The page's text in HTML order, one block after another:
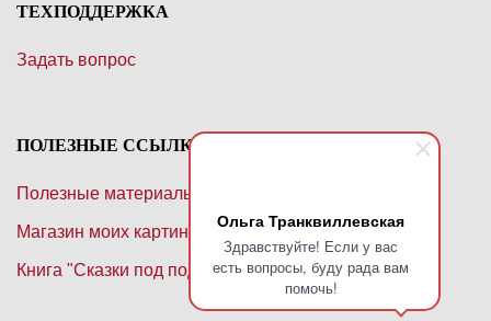
Ольга Транквиллевская
Здравствуйте! Если у вас
есть вопросы, буду рада вам
помочь!
ТЕХПОДДЕРЖКА
Задать вопрос
ПОЛЕЗНЫЕ ССЫЛКИ
Полезные материалы
Магазин моих картин маслом
Книга "Сказки под подушку" на Лит.Рес